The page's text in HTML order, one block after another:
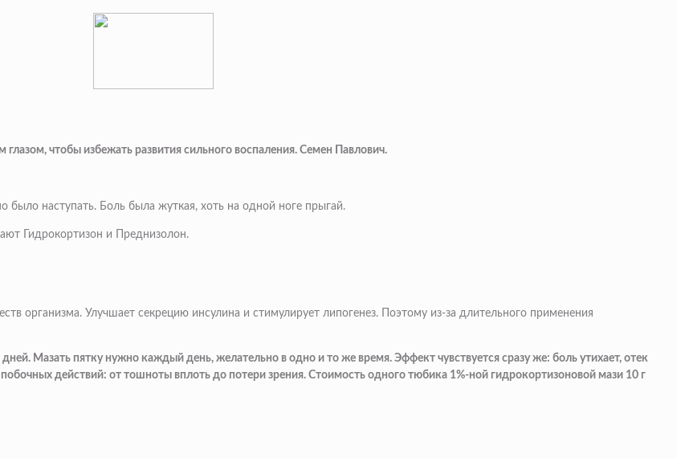
чтобы избежать развития сильного воспаления. Семен Павлович.
было наступать. Боль была жуткая, хоть на одной ноге прыгай.
Гидрокортизон и Преднизолон.
организма. Улучшает секрецию инсулина и стимулирует липогенез. Поэтому из-за длительного применения
Мазать пятку нужно каждый день, желательно в одно и то же время. Эффект чувствуется сразу же: боль утихает, отек
действий: от тошноты вплоть до потери зрения. Стоимость одного тюбика 1%-ной гидрокортизоновой мази 10 г